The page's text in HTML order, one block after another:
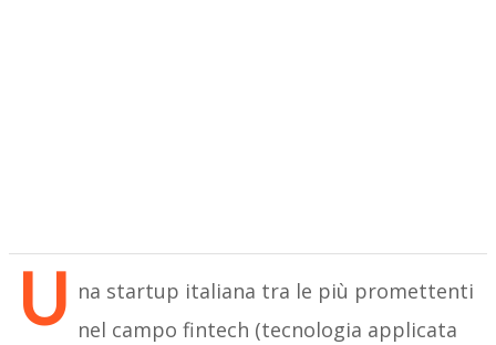
U na startup italiana tra le più promettenti
nel campo fintech (tecnologia applicata